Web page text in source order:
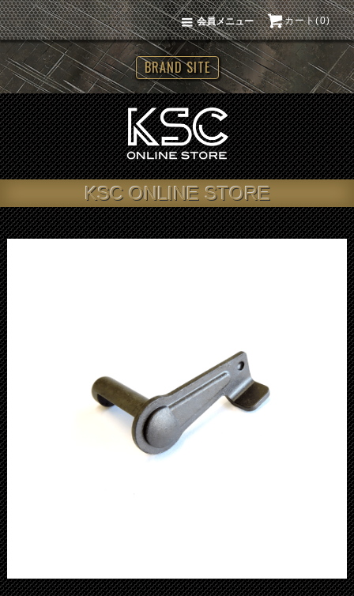
カート(0)
会員メニュー
BRAND SITE
KSC ONLINE STORE